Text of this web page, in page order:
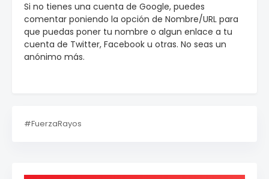
Si no tienes una cuenta de Google, puedes
comentar poniendo la opción de Nombre/URL para
que puedas poner tu nombre o algun enlace a tu
cuenta de Twitter, Facebook u otras. No seas un
anónimo más.
#FuerzaRayos